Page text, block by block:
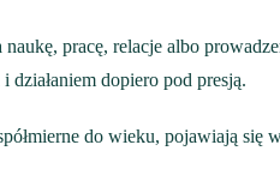
pracę, relacje albo
działaniem dopiero pod presją.
do wieku, pojawiają się